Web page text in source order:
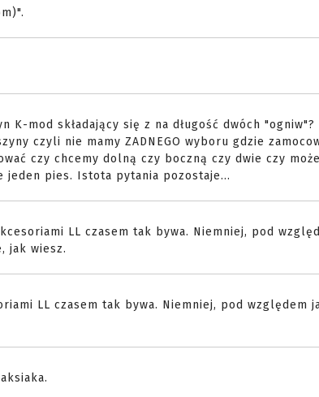
K-mod składający się z na długość dwóch "ogniw"?
czyli nie mamy ZADNEGO wyboru gdzie
czy chcemy dolną czy boczną czy dwie czy
jeden pies. Istota pytania pozostaje...
LL czasem tak bywa. Niemniej, pod
jak wiesz.
LL czasem tak bywa. Niemniej, pod względem